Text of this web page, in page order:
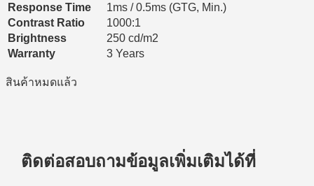
Response Time
1ms / 0.5ms (GTG, Min.)
Contrast Ratio
1000:1
Brightness
250 cd/m2
Warranty
3 Years
สินค้าหมดแล้ว
ติดต่อสอบถามข้อมูลเพิ่มเติมได้ที่